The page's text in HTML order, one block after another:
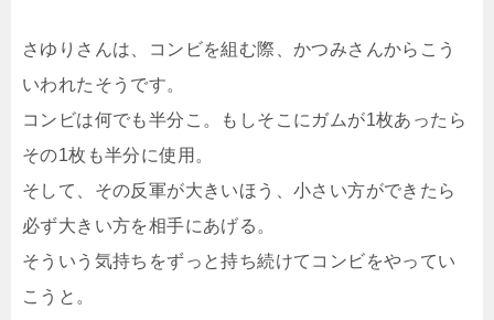
さゆりさんは、コンビを組む際、かつみさんからこう
いわれたそうです。
コンビは何でも半分こ。もしそこにガムが1枚あったら
その1枚も半分に使用。
そして、その反軍が大きいほう、小さい方ができたら
必ず大きい方を相手にあげる。
そういう気持ちをずっと持ち続けてコンビをやってい
こうと。